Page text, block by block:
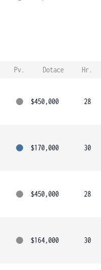
Pv. Dotace
Hr.
$450,000
28
$170,000
30
$450,000
28
$164,000
30